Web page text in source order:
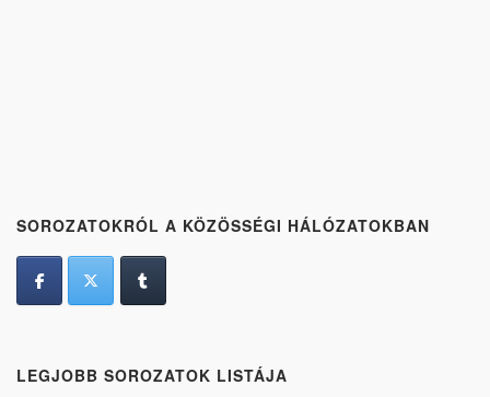
SOROZATOKRÓL A KÖZÖSSÉGI HÁLÓZATOKBAN
LEGJOBB SOROZATOK LISTÁJA